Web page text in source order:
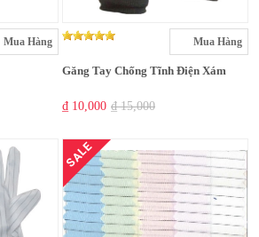
Mua Hàng Mua Hàng
Găng Tay Chống Tĩnh Điện Xám
₫ 10,000 ₫ 15,000
SALE